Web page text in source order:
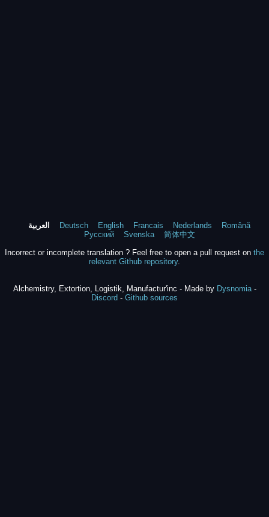
العربية Deutsch English Francais Nederlands
Română
Русский
Svenska
简体中文
Incorrect or incomplete translation ? Feel free to open a pull request on the
relevant Github repository.
Alchemistry, Extortion, Logistik, Manufactur'inc - Made by Dysnomia-
Discord - Github sources